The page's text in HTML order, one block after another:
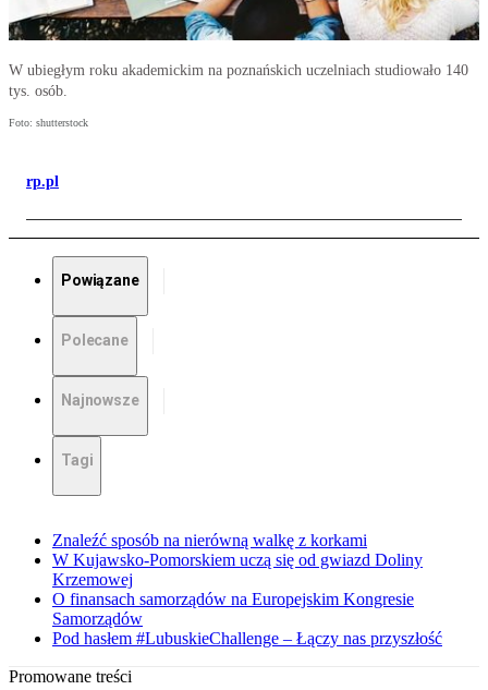
W ubiegłym roku akademickim na poznańskich uczelniach studiowało 140
tys. osób.
Foto: shutterstock
rp.pl
Powiązane
Polecane
Najnowsze
Tagi
Znaleźć sposób na nierówną walkę z korkami
W Kujawsko-Pomorskiem uczą się od gwiazd Doliny
Krzemowej
O finansach samorządów na Europejskim Kongresie
Samorządów
Pod hasłem #LubuskieChallenge – Łączy nas przyszłość
Promowane treści